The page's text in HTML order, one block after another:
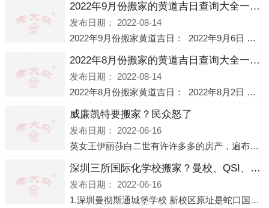
2022年9月份搬家的黄道吉日查询大全一览表哪天适合搬家好日子
发布日期： 2022-08-14
2022年9月份搬家黄道吉日： 2022年9月6日 「星期二」 农历八月十一2022年9月12日 「星期一」 农历八月十七2022年9月16日 「星期五」 农历八月廿一2022年9月2
2022年8月份搬家的黄道吉日查询大全一览表哪天适合搬家好日子
发布日期： 2022-08-14
2022年8月份搬家黄道吉日： 2022年8月2日 「星期二」 农历七月初五2022年8月6日 「星期六」 农历七月初九2022年8月8日 「星期一」 农历七月十一2022年8月10日 「
威廉凯特要搬家？民众怒了
发布日期： 2022-06-16
英女王伊丽莎白二世有许许多多的房产，遍布英国各地。而作为英女王的亲孙子、未来的英国国王，威廉王子自然也能享受到女王的房产。目前，威廉凯特以及三个孩子有两个经常居住的地点，一处是位于伦敦的肯辛顿宫，一处
深圳三所国际化学校搬家？曼校、QSI、南山中英文搬走了
发布日期： 2022-06-16
1.深圳曼彻斯通城堡学校 新校区原址是蛇口国际据悉，此次曼彻斯通城堡学校搬迁到蛇口新校区的开办与蛇口外籍人员子女学校（蛇口国际）有很大的关联。2021年，太子湾实验部就宣布在2022年正式并入蛇口外籍